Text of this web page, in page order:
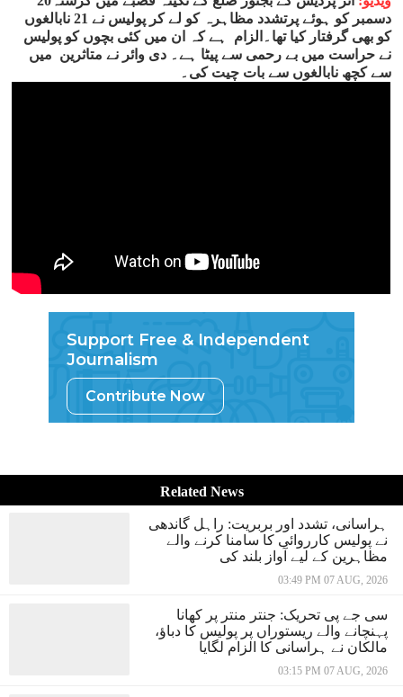
دسمبر کو ہوئے پرتشدد مظاہرہ کو لے کر پولیس نے 21 نابالغوں
کو بھی گرفتار کیا تھا۔الزام ہے کہ ان میں کئی بچوں کو پولیس
نے حراست میں بے رحمی سے پیٹا ہے۔ دی وائر نے متاثرین میں
سے کچھ نابالغوں سے بات چیت کی۔
Support Free & Independent
Journalism
Contribute Now
Related News
ہراسانی، تشدد اور بربریت: راہل گاندھی
نے پولیس کارروائی کا سامنا کرنے والے
مظاہرین کے لیے آواز بلند کی
03:49 PM 07 AUG, 2026
سی جے پی تحریک: جنتر منتر پر کھانا
پہنچانے والے ریستوراں پر پولیس کا دباؤ،
مالکان نے ہراسانی کا الزام لگایا
03:15 PM 07 AUG, 2026